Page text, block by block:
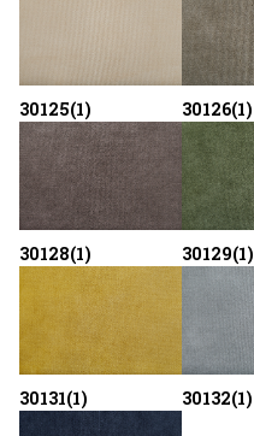
30125(1) 30126(1)
30128(1) 30129(1)
30131(1) 30132(1)